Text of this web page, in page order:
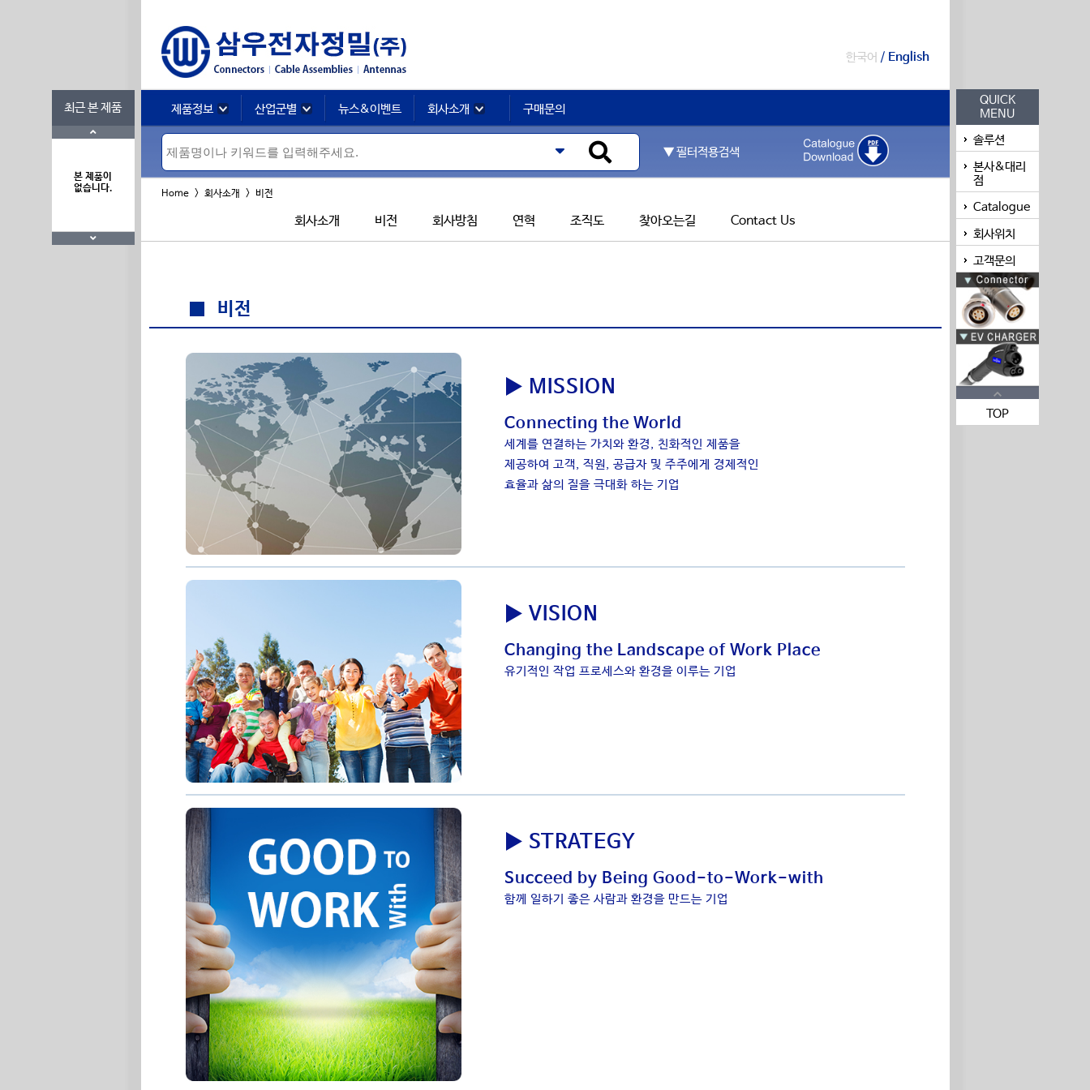
최근 본 제품
본 제품이
없습니다.
QUICK
MENU
솔루션
본사&대리
점
Catalogue
회사위치
고객문의
TOP
한국어 / English
제품정보 산업군별 뉴스&이벤트 회사소개 구매문의
▼ 필터적용검색
Home > 회사소개 > 비전
회사소개 비전 회사방침 연혁 조직도 찾아오는길 Contact Us
비전
▶ MISSION
Connecting the World
세계를 연결하는 가치와 환경, 친화적인 제품을
제공하여 고객, 직원, 공급자 및 주주에게 경제적인
효율과 삶의 질을 극대화 하는 기업
▶ VISION
Changing the Landscape of Work Place
유기적인 작업 프로세스와 환경을 이루는 기업
▶ STRATEGY
Succeed by Being Good-to-Work-with
함께 일하기 좋은 사람과 환경을 만드는 기업